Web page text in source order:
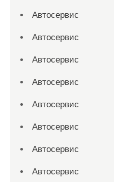
Автосервис
Автосервис
Автосервис
Автосервис
Автосервис
Автосервис
Автосервис
Автосервис